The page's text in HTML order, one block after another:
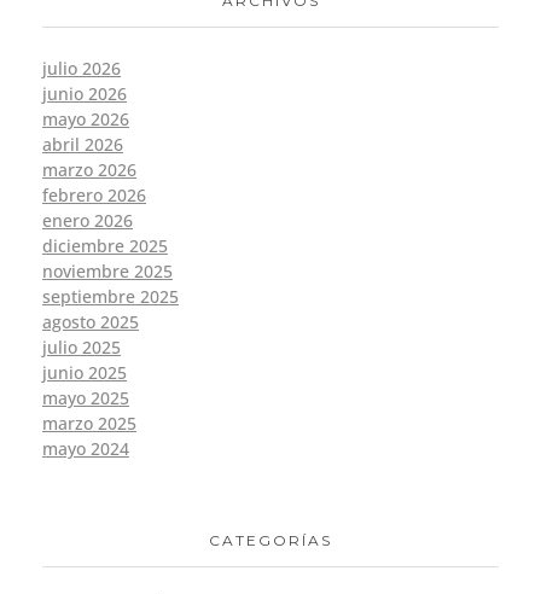
julio 2026
junio 2026
mayo 2026
abril 2026
marzo 2026
febrero 2026
enero 2026
diciembre 2025
noviembre 2025
septiembre 2025
agosto 2025
julio 2025
junio 2025
mayo 2025
marzo 2025
mayo 2024
CATEGORÍAS